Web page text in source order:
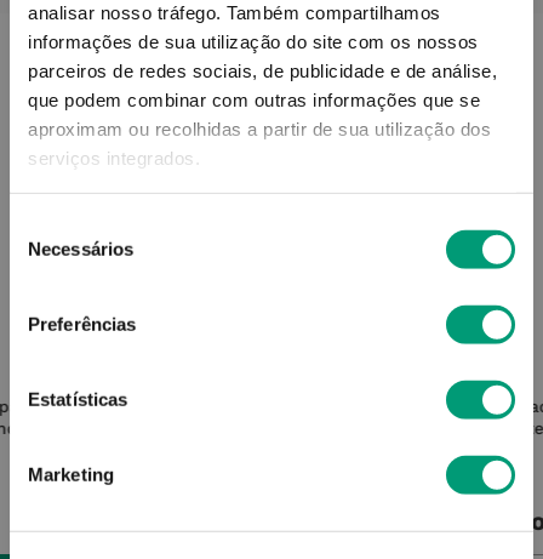
analisar nosso tráfego. Também compartilhamos
informações de sua utilização do site com os nossos
parceiros de redes sociais, de publicidade e de análise,
que podem combinar com outras informações que se
aproximam ou recolhidas a partir de sua utilização dos
serviços integrados.
Necessários
Preferências
Estatísticas
Marketing
Hyfac Woman Cuidado Creme 40ml